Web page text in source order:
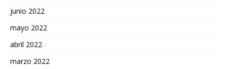
junio 2022
mayo 2022
abril 2022
marzo 2022